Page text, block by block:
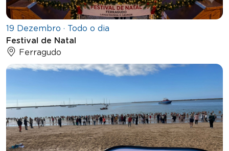
19 Dezembro · Todo o dia
Festival de Natal
Ferragudo